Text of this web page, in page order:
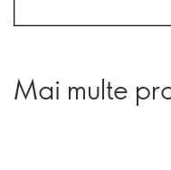
Mai multe